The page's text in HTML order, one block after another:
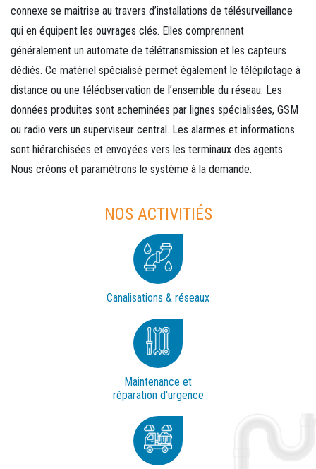
connexe se maitrise au travers d’installations de télésurveillance
qui en équipent les ouvrages clés. Elles comprennent
généralement un automate de télétransmission et les capteurs
dédiés. Ce matériel spécialisé permet également le télépilotage à
distance ou une téléobservation de l’ensemble du réseau. Les
données produites sont acheminées par lignes spécialisées, GSM
ou radio vers un superviseur central. Les alarmes et informations
sont hiérarchisées et envoyées vers les terminaux des agents.
Nous créons et paramétrons le système à la demande.
NOS ACTIVITIÉS
Canalisations & réseaux
Maintenance et
réparation d'urgence